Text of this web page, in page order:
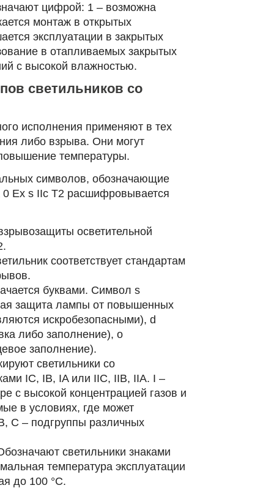
цифрой: 1 ‒ возможна
монтаж в открытых
эксплуатации в закрытых
в отапливаемых закрытых
с высокой влажностью.
светильников со
исполнения применяют в тех
либо взрыва. Они могут
температуры.
символов, обозначающие
0 Ex s IIc T2 расшифровывается
осветительной
соответствует стандартам
буквами. Символ s
защита лампы от повышенных
искробезопасными), d
либо заполнение), o
заполнение).
светильники со
IC, IB, IA или IIC, IIB, IIA. I ‒
с высокой концентрацией газов и
в условиях, где может
C – подгруппы различных
светильники знаками
температура эксплуатации
до 100 °С.